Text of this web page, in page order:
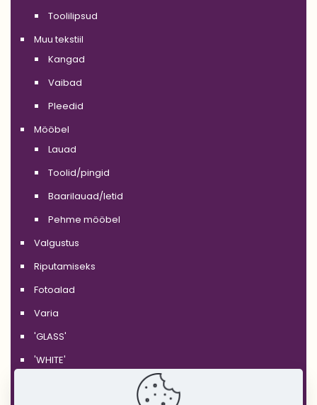
Toolilipsud
Muu tekstiil
Kangad
Vaibad
Pleedid
Mööbel
Lauad
Toolid/pingid
Baarilauad/letid
Pehme mööbel
Valgustus
Riputamiseks
Fotoalad
Varia
'GLASS'
'WHITE'